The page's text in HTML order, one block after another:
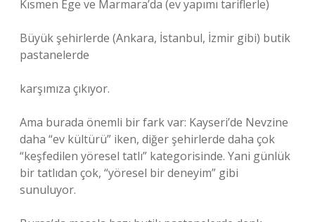
Kısmen Ege ve Marmara’da (ev yapımı tariflerle)
Büyük şehirlerde (Ankara, İstanbul, İzmir gibi) butik
pastanelerde
karşımıza çıkıyor.
Ama burada önemli bir fark var: Kayseri’de Nevzine
daha “ev kültürü” iken, diğer şehirlerde daha çok
“keşfedilen yöresel tatlı” kategorisinde. Yani günlük
bir tatlıdan çok, “yöresel bir deneyim” gibi
sunuluyor.